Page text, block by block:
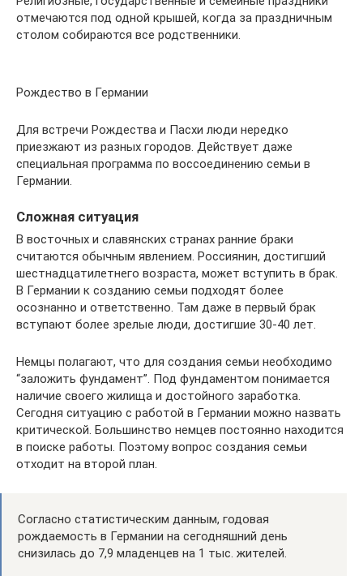
отмечаются под одной крышей, когда за праздничным
столом собираются все родственники.
Рождество в Германии
Для встречи Рождества и Пасхи люди нередко
приезжают из разных городов. Действует даже
специальная программа по воссоединению семьи в
Германии.
Сложная ситуация
В восточных и славянских странах ранние браки
считаются обычным явлением. Россиянин, достигший
шестнадцатилетнего возраста, может вступить в брак.
В Германии к созданию семьи подходят более
осознанно и ответственно. Там даже в первый брак
вступают более зрелые люди, достигшие 30-40 лет.
Немцы полагают, что для создания семьи необходимо
“заложить фундамент”. Под фундаментом понимается
наличие своего жилища и достойного заработка.
Сегодня ситуацию с работой в Германии можно назвать
критической. Большинство немцев постоянно находится
в поиске работы. Поэтому вопрос создания семьи
отходит на второй план.
Согласно статистическим данным, годовая
рождаемость в Германии на сегодняшний день
снизилась до 7,9 младенцев на 1 тыс. жителей.